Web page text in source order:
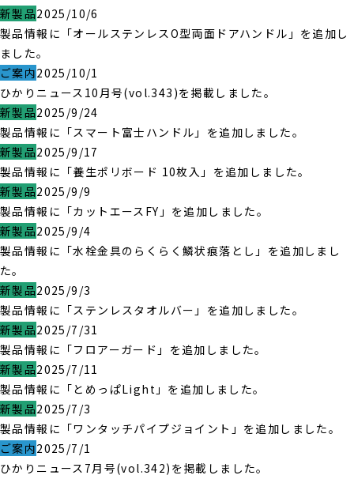
新製品2025/10/6
製品情報に「オールステンレスO型両面ドアハンドル」を追加し
ました。
ご案内2025/10/1
ひかりニュース10月号(vol.343)を掲載しました。
新製品2025/9/24
製品情報に「スマート富士ハンドル」を追加しました。
新製品2025/9/17
製品情報に「養生ポリボード 10枚入」を追加しました。
新製品2025/9/9
製品情報に「カットエースFY」を追加しました。
新製品2025/9/4
製品情報に「水栓金具のらくらく鱗状痕落とし」を追加しまし
た。
新製品2025/9/3
製品情報に「ステンレスタオルバー」を追加しました。
新製品2025/7/31
製品情報に「フロアーガード」を追加しました。
新製品2025/7/11
製品情報に「とめっぱLight」を追加しました。
新製品2025/7/3
製品情報に「ワンタッチパイプジョイント」を追加しました。
ご案内2025/7/1
ひかりニュース7月号(vol.342)を掲載しました。